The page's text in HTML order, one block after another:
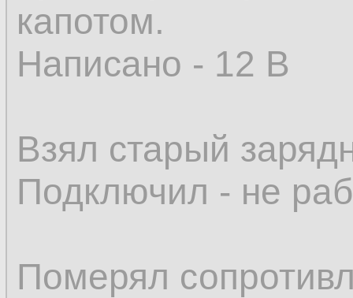
капотом.
Написано - 12 В
Взял старый
Подключил - не
Померял